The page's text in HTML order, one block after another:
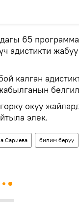
65
адистикти
калган
окуу
элек.
Сариева билим берүү